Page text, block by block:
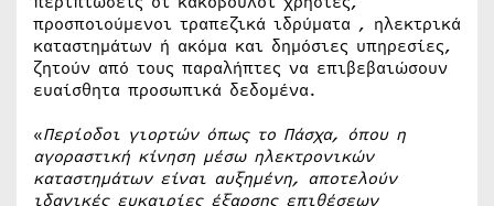
προσποιούμενοι τραπεζικά ιδρύματα , ηλεκτρικά
καταστημάτων ή ακόμα και δημόσιες υπηρεσίες,
ζητούν από τους παραλήπτες να επιβεβαιώσουν
ευαίσθητα προσωπικά δεδομένα.
«Περίοδοι γιορτών όπως το Πάσχα, όπου η
αγοραστική κίνηση μέσω ηλεκτρονικών
καταστημάτων είναι αυξημένη, αποτελούν
ιδανικές ευκαιρίες έξαρσης επιθέσεων